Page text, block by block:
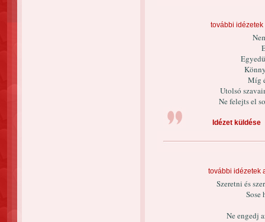
további
Míg
Utolsó
Ne felejts el
Idézet küldése
további idézetek
Szeretni és
Sose
Ne engedj